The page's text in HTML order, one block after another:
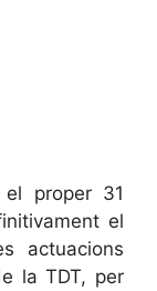
el proper 31
el
actuacions
la TDT, per